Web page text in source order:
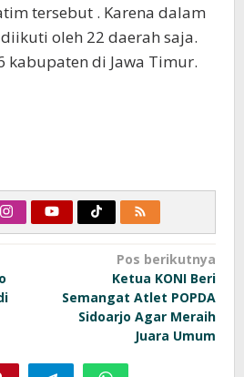
tersebut . Karena dalam
oleh 22 daerah saja.
kabupaten di Jawa Timur.
Pos berikutnya
Ketua KONI Beri
Semangat Atlet POPDA
Sidoarjo Agar Meraih
Juara Umum